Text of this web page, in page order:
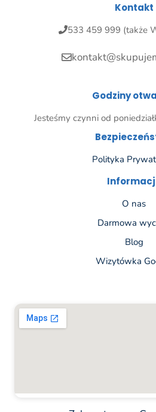
Kontakt
533 459 999 (także
Godziny
Jesteśmy czynni od
Polityka
O nas
Darmowa
Blog
Wizytówka